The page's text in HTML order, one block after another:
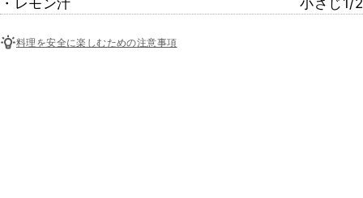
・レモン汁 小さじ1/2
料理を安全に楽しむための注意事項